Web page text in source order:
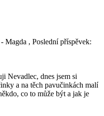
Magda , Poslední příspěvek:
Nevadlec, dnes jsem si
a na těch pavučinkách malí
co to může být a jak je